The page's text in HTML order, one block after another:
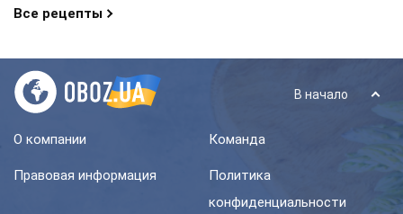
Все рецепты
В начало
О компании Команда
Правовая информация
Политика
конфиденциальности